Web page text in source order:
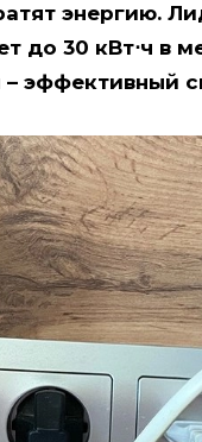
энергию.
до 30 кВт⋅ч в
– эффективный